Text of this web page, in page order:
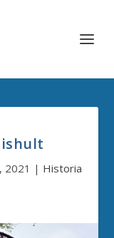
2021 | Historia